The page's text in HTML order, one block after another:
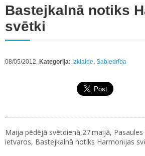
Bastejkalnā notiks
svētki
08/05/2012, Kategorija: Izklaide, Sabiedrība
Maija pēdējā svētdienā,27.maijā,
ietvaros, Bastejkalnā notiks Harmonijas